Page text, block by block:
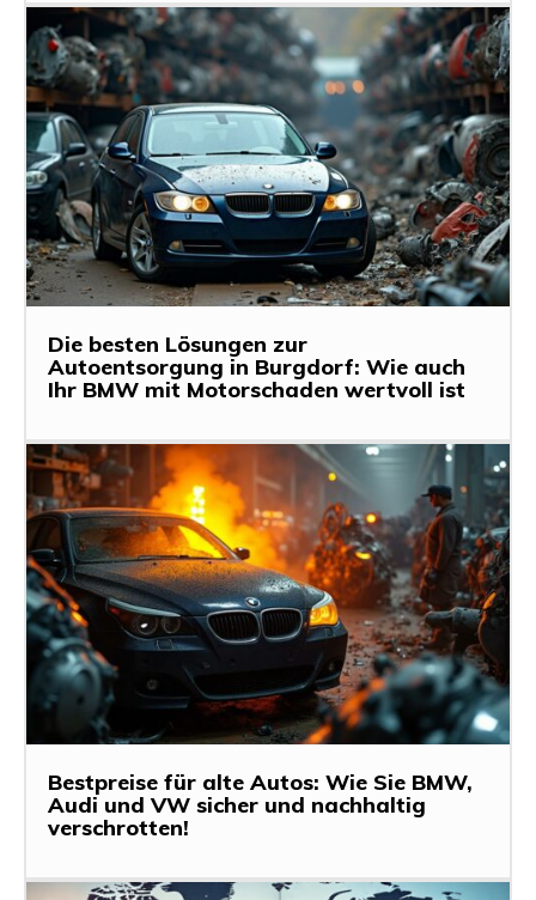
Die besten Lösungen zur
Autoentsorgung in Burgdorf: Wie auch
Ihr BMW mit Motorschaden wertvoll ist
Bestpreise für alte Autos: Wie Sie BMW,
Audi und VW sicher und nachhaltig
verschrotten!